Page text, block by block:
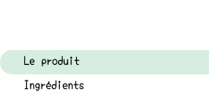
Le produit
Ingrédients